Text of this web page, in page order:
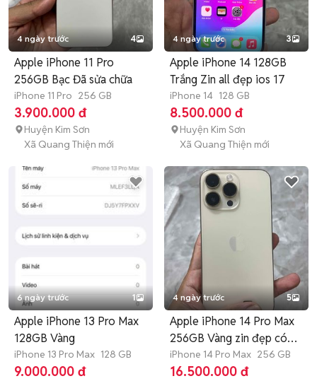
4 ngày trước 4
Apple iPhone 11 Pro
256GB Bạc Đã sửa chữa
iPhone 11 Pro 256 GB
3.900.000 đ
Huyện Kim Sơn
Xã Quang Thiện mới
4 ngày trước 3
Apple iPhone 14 128GB
Trắng Zin all đẹp ios 17
iPhone 14 128 GB
8.500.000 đ
Huyện Kim Sơn
Xã Quang Thiện mới
6 ngày trước 1
Apple iPhone 13 Pro Max
128GB Vàng
iPhone 13 Pro Max 128 GB
9.000.000 đ
4 ngày trước 5
Apple iPhone 14 Pro Max
256GB Vàng zin đẹp có
khay
iPhone 14 Pro Max 256 GB
16.500.000 đ